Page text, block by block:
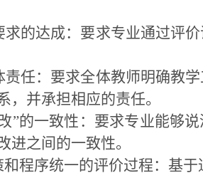
的达成：要求专业通过评
任：要求全体教师明确教
，并承担相应的责任。
”的一致性：要求专业能够
进之间的一致性。
程序统一的评价过程：基